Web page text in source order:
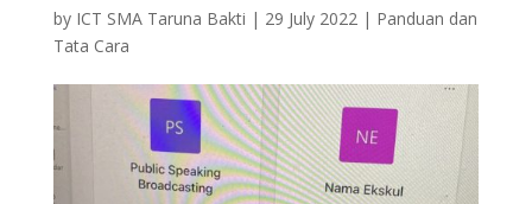
by ICT SMA Taruna Bakti | 29 July 2022| Panduan dan
Tata Cara